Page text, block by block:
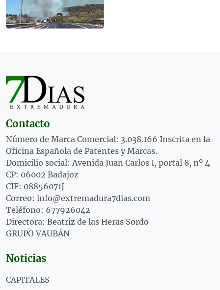
Contacto
Número de Marca Comercial: 3.038.166 Inscrita en la
Oficina Española de Patentes y Marcas.
Domicilio social: Avenida Juan Carlos I, portal 8, nº 4
CP: 06002 Badajoz
CIF: 08856071J
Correo: info@extremadura7dias.com
Teléfono: 677926042
Directora: Beatriz de las Heras Sordo
GRUPO VAUBÁN
Noticias
CAPITALES